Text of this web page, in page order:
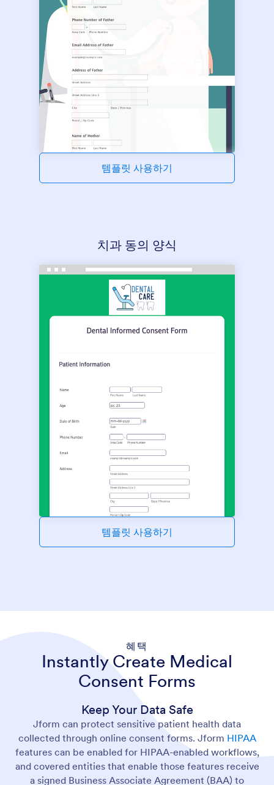
템플릿 사용하기
치과 동의 양식
템플릿 사용하기
혜택
Instantly Create Medical
Consent Forms
Keep Your Data Safe
Jform can protect sensitive patient health data
collected through online consent forms. Jform HIPAA
features can be enabled for HIPAA-enabled workflows,
and covered entities that enable those features receive
a signed Business Associate Agreement (BAA) to